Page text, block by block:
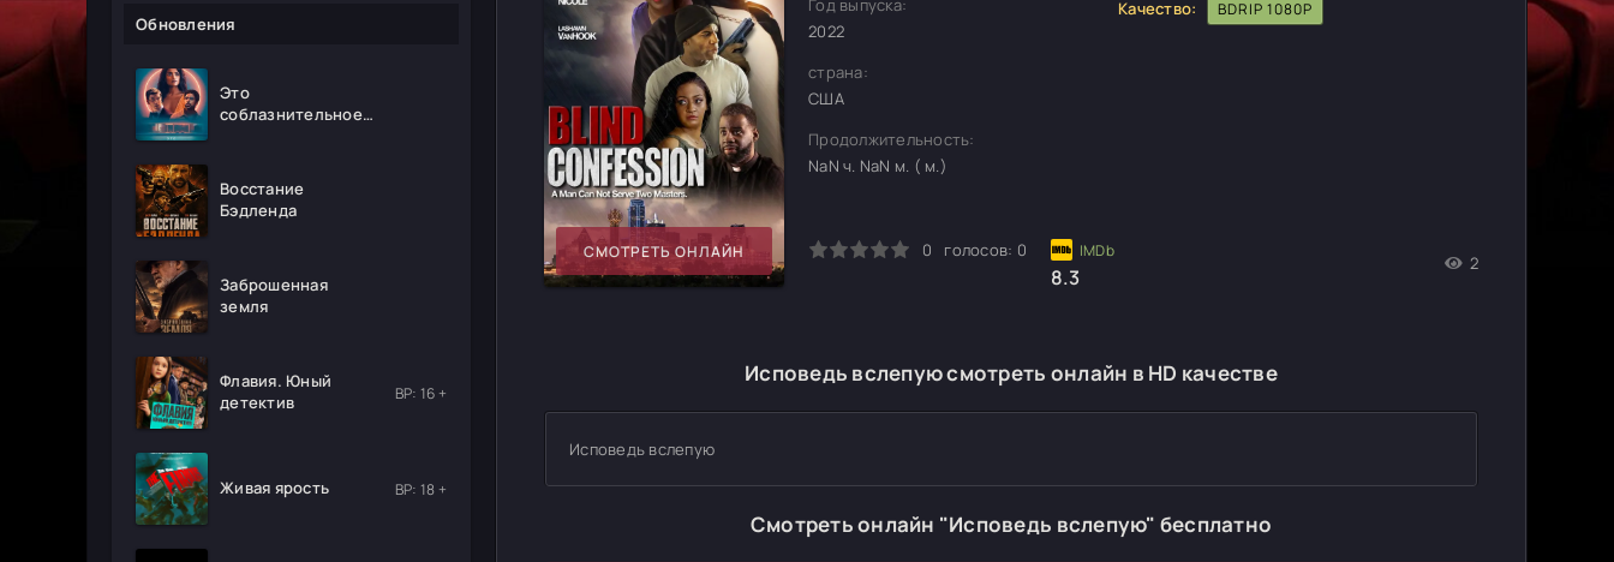
Обновления
Это
соблазнительное
Восстание
Бэдленда
Заброшенная
земля
Флавия. Юный
детектив
ВР: 16 +
Живая ярость ВР: 18 +
СМОТРЕТЬ ОНЛАЙН
Год выпуска:
2022
страна:
США
Продолжительность:
NaN ч. NaN м. ( м.)
0 1 2 3 0 голосов: 0
8.3
2
Качество: BDRIP 1080P
Исповедь вслепую смотреть онлайн в HD качестве
Исповедь вслепую
Смотреть онлайн "Исповедь вслепую" бесплатно